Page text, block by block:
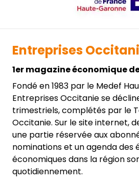
Entreprises
1er magazine économique
Fondé en 1983 par le Medef
Entreprises Occitanie se
trimestriels, complétés par le
Occitanie. Sur le site internet,
une partie réservée aux
nominations et un agenda des
économiques dans la région
quotidiennement.